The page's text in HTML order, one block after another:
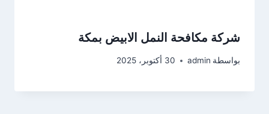
شركة مكافحة النمل الابيض بمكة
بواسطة admin 30 أكتوبر، 2025